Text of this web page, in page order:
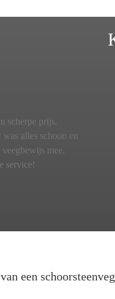
scherpe prijs.
alles schoon en
mee.
service!
een